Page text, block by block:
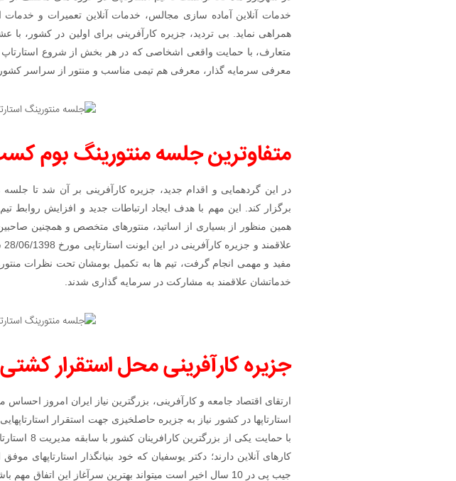
خدمات آنلاین آماده سازی مجالس، خدمات آنلاین تعمیرات و
همراهی نماید. بی تردید، جزیره کارآفرینی برای اولین در کشور،
متعارف، با حمایت واقعی اشخاصی که در هر بخش از شروع استارتاپ
معرفی سرمایه گذار، معرفی هم تیمی مناسب و منتور از سراسر کشور
متفاوترین جلسه منتورینگ بوم
برگزار کند. این مهم با هدف ایجاد ارتباطات جدید و افزایش روابط
همین منظور از بسیاری از اساتید، منتورهای متخصص و همچنین
مفید و مهمی انجام گرفت، تیم ها به تکمیل بومشان تحت نظرات
خدماتشان علاقمند به مشارکت در سرمایه گذاری شدند.
جزیره کارآفرینی محل استقرار کشتی
ارتقای اقتصاد جامعه و کارآفرینی، بزرگترین نیاز ایران امروز
استارتاپها در کشور نیاز به جزیره حاصلخیزی جهت استقرار
با حمایت
کارهای آنلاین دارند؛ دکتر یوسفیان که خود بنیانگذار استارتاپهای
جیب پی در 10 سال اخیر است میتواند بهترین سرآغاز این اتفاق مهم باشد.